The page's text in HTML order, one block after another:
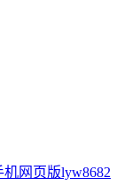
机网页版lyw8682